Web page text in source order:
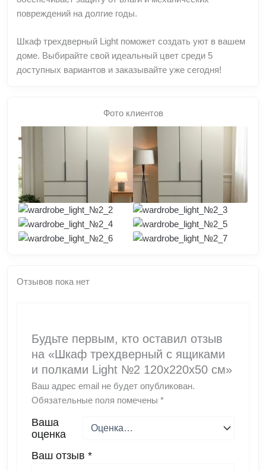
повреждений на долгие годы.
Шкаф трехдверный Light поможет создать уют в вашем
доме. Выбирайте свой идеальный цвет среди 5
доступных вариантов и заказывайте уже сегодня!
Фото клиентов
Отзывов пока нет
Будьте первым, кто оставил отзыв
на «Шкаф трехдверный с ящиками
и полками Light №2 120х220х50 см»
Ваш адрес email не будет опубликован.
Обязательные поля помечены *
Ваша
оценка
Ваш отзыв *